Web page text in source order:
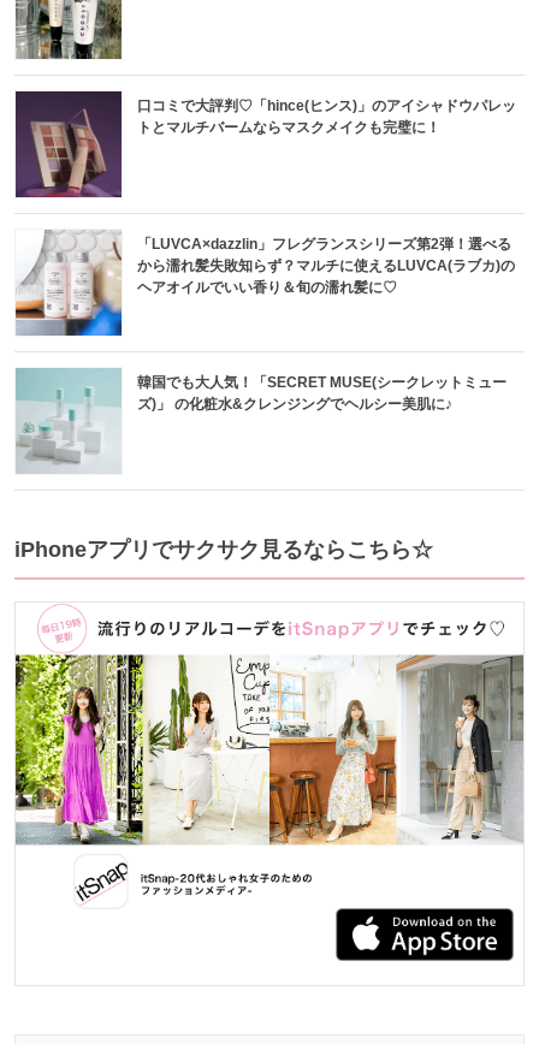
口コミで大評判♡「hince(ヒンス)」のアイシャドウパレッ
トとマルチバームならマスクメイクも完璧に！
「LUVCA×dazzlin」フレグランスシリーズ第2弾！選べる
から濡れ髪失敗知らず？マルチに使えるLUVCA(ラブカ)の
ヘアオイルでいい香り＆旬の濡れ髪に♡
韓国でも大人気！「SECRET MUSE(シークレットミュー
ズ)」 の化粧水&クレンジングでヘルシー美肌に♪
iPhoneアプリでサクサク見るならこちら☆